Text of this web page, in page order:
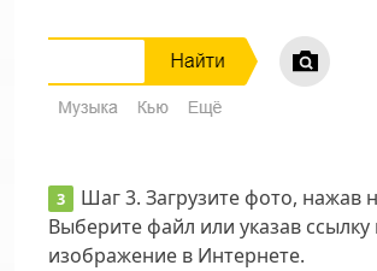
Шаг 3. Загрузите фото, нажав
Выберите файл или указав ссылку
изображение в Интернете.